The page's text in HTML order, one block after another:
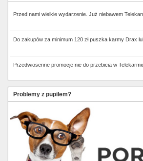
Przed nami wielkie wydarzenie. Już niebawem
Do zakupów za minimum 120 zł puszka karmy Drax
Przedwiosenne promocje nie do przebicia w
Problemy z pupilem?